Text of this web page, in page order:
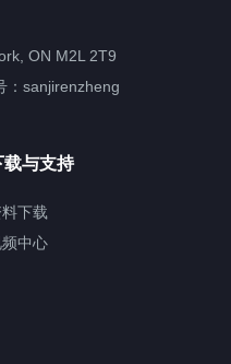
ON M2L 2T9
：sanjirenzheng
载与支持
下载
中心